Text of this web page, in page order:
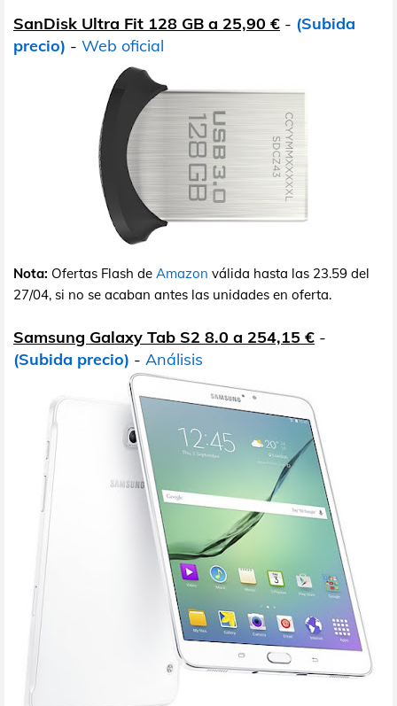
SanDisk Ultra Fit 128 GB a 25,90 € - (Subida
precio) - Web oficial
Nota: Ofertas Flash de Amazon válida hasta las 23.59 del
27/04, si no se acaban antes las unidades en oferta.
Samsung Galaxy Tab S2 8.0 a 254,15 € -
(Subida precio) - Análisis